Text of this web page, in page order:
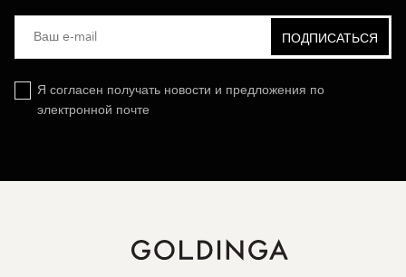
Я согласен получать новости и предложения по
электронной почте